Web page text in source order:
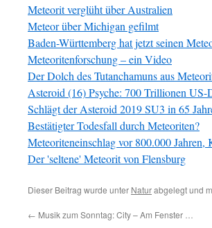
Meteorit verglüht über Australien
Meteor über Michigan gefilmt
Baden-Württemberg hat jetzt seinen
Meteoritenforschung – ein Video
Der Dolch des Tutanchamuns aus
Asteroid (16) Psyche: 700 Trillionen US-
Schlägt der Asteroid 2019 SU3 in 65
Bestätigter Todesfall durch Meteoriten?
Meteoriteneinschlag vor 800.000 Jahren,
Der 'seltene' Meteorit von Flensburg
Dieser Beitrag wurde unter Naturabgelegt und
← Musik zum Sonntag: City – Am Fenster …